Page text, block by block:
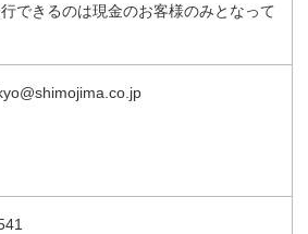
できるのは現金のお客様のみとなって